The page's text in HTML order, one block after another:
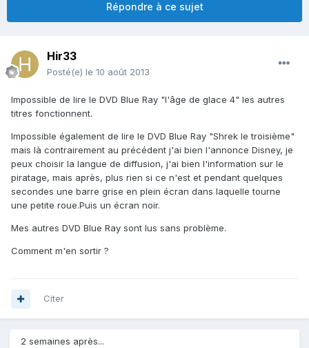
Répondre à ce sujet
Hir33
Posté(e) le 10 août 2013
Impossible de lire le DVD Blue Ray "l'âge de glace 4" les autres
titres fonctionnent.
Impossible également de lire le DVD Blue Ray "Shrek le troisième"
mais là contrairement au précédent j'ai bien l'annonce Disney, je
peux choisir la langue de diffusion, j'ai bien l'information sur le
piratage, mais après, plus rien si ce n'est et pendant quelques
secondes une barre grise en plein écran dans laquelle tourne
une petite roue.Puis un écran noir.
Mes autres DVD Blue Ray sont lus sans problème.
Comment m'en sortir ?
Citer
2 semaines après...